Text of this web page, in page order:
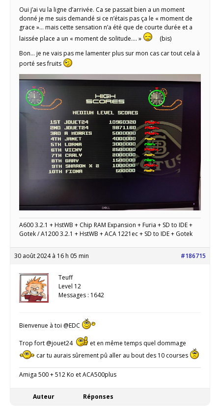
Oui j’ai vu la ligne d’arrivée. Ca se passait bien a un moment
donné je me suis demandé si ce n’étais pas ça le « moment de
grace »… mais cette sensation n’a été que de courte durée et a
laissée place a un « moment de solitude…. »
(bis)
Bon… je ne vais pas me lamenter plus sur mon cas car tout cela à
porté ses fruits
A600 3.2.1 + HstWB + Chip RAM Expansion + Furia + SD to IDE +
Gotek / A1200 3.2.1 + HstWB + ACA 1221ec + SD to IDE + Gotek
30 août 2024 à 16 h 05 min #186715
Teuff
Level 12
Messages : 1642
Bienvenue à toi @EDC
Trop fort @jouet24
et en même temps quel dommage
car tu aurais sûrement pû aller au bout des 10 courses
Amiga 500 + 512 Ko et ACA500plus
Auteur Réponses